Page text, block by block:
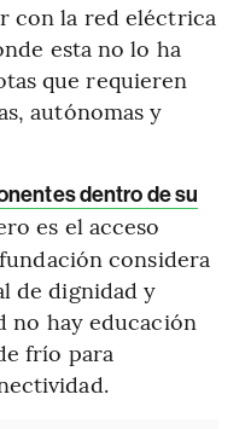
con la red eléctrica
esta no lo ha
que requieren
autónomas y
dentro de su
es el acceso
considera
de dignidad y
no hay educación
frío para